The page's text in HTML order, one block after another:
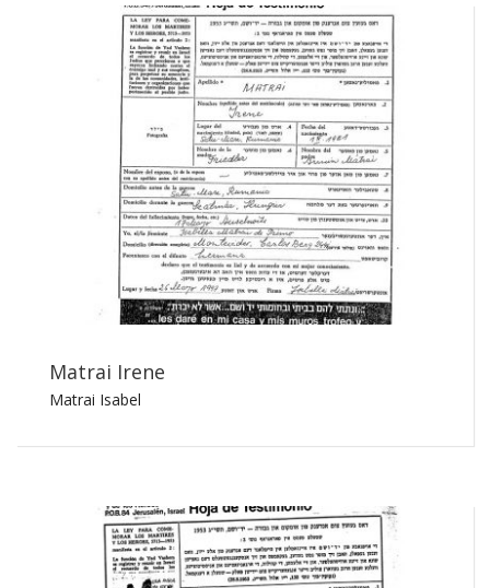
Matrai Irene
Matrai Isabel